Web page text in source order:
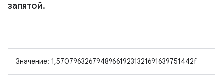
запятой.
Значение: 1,570796326794896619231321691639751442f